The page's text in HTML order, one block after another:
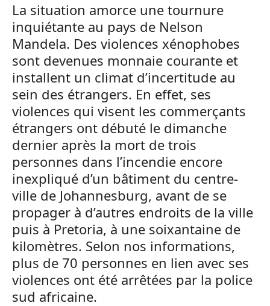
La situation amorce une tournure
inquiétante au pays de Nelson
Mandela. Des violences xénophobes
sont devenues monnaie courante et
installent un climat d’incertitude au
sein des étrangers. En effet, ses
violences qui visent les commerçants
étrangers ont débuté le dimanche
dernier après la mort de trois
personnes dans l’incendie encore
inexpliqué d’un bâtiment du centre-
ville de Johannesburg, avant de se
propager à d’autres endroits de la ville
puis à Pretoria, à une soixantaine de
kilomètres. Selon nos informations,
plus de 70 personnes en lien avec ses
violences ont été arrêtées par la police
sud africaine.